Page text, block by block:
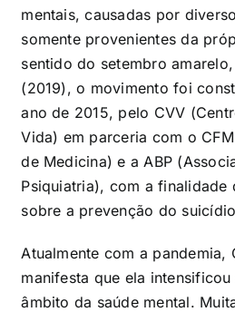
mentais, causadas por
somente provenientes da
sentido do setembro
(2019), o movimento foi
ano de 2015, pelo CVV
Vida) em parceria com o
de Medicina) e a ABP
Psiquiatria), com a finalidade
sobre a prevenção do
Atualmente com a pandemia,
manifesta que ela
âmbito da saúde mental.